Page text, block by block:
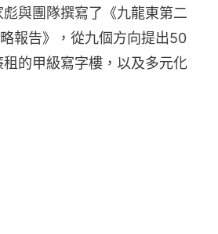
與團隊撰寫了《九龍東第二
報告》，從九個方向提出50
的甲級寫字樓，以及多元化